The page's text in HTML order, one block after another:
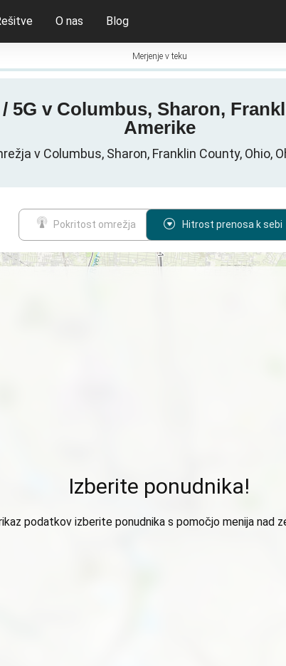
O nas Blog
Merjenje v teku
v Columbus, Sharon,
Amerike
v Columbus, Sharon, Franklin County, Ohio,
Pokritost omrežja Hitrost prenosa k sebi
Izberite ponudnika!
podatkov izberite ponudnika s pomočjo menija nad